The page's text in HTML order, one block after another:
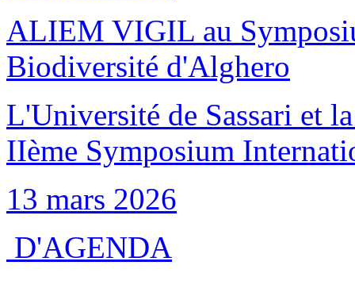
ALIEM VIGIL au
Biodiversité d'Alghero
L'Université de Sassari et
IIème Symposium
13 mars 2026
D'AGENDA